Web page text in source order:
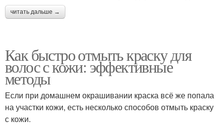
читать дальше →
Как быстро отмыть краску для
волос с кожи: эффективные
методы
Если при домашнем окрашивании краска всё же попала
на участки кожи, есть несколько способов отмыть краску
с кожи.